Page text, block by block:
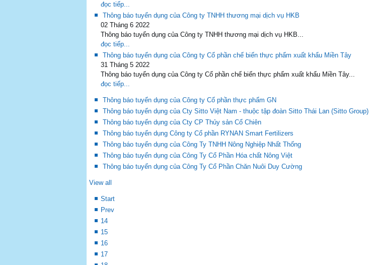
đọc tiếp...
Thông báo tuyển dụng của Công ty TNHH thương mại dịch vụ HKB
02 Tháng 6 2022
Thông báo tuyển dụng của Công ty TNHH thương mại dịch vụ HKB...
đọc tiếp...
Thông báo tuyển dụng của Công ty Cổ phần chế biến thực phẩm xuất khẩu Miền Tây
31 Tháng 5 2022
Thông báo tuyển dụng của Công ty Cổ phần chế biến thực phẩm xuất khẩu Miền Tây...
đọc tiếp...
Thông báo tuyển dụng của Công ty Cổ phần thực phẩm GN
Thông báo tuyển dụng của Cty Sitto Việt Nam - thuộc tập đoàn Sitto Thái Lan (Sitto Group)
Thông báo tuyển dụng của Cty CP Thủy sản Cổ Chiên
Thông báo tuyển dụng Công ty Cổ phần RYNAN Smart Fertilizers
Thông báo tuyển dụng của Công Ty TNHH Nông Nghiệp Nhất Thống
Thông báo tuyển dụng của Công Ty Cổ Phần Hóa chất Nông Việt
Thông báo tuyển dụng của Công Ty Cổ Phần Chăn Nuôi Duy Cường
View all
Start
Prev
14
15
16
17